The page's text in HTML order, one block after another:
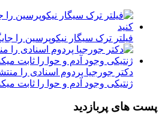
فیلتر ترک سیگار نیکوپرسین را
دکتر جورجیا پردوم اسنادی را
ژنتیکی وجود آدم و حوا را ثابت
پست های پربازدید